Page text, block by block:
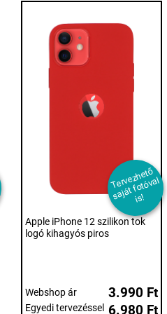
T
er
v
e
z
h
et
ő
s
aj
át f
ot
ó
v
al
i
s!
Apple iPhone 12 szilikon tok
logó kihagyós piros
Webshop ár 3.990 Ft
Egyedi tervezéssel 6.980 Ft